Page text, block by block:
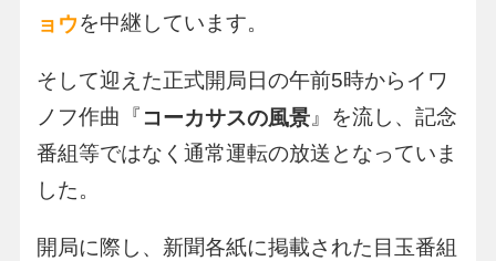
ョウを中継しています。
そして迎えた正式開局日の午前5時からイワ
ノフ作曲『コーカサスの風景』を流し、記念
番組等ではなく通常運転の放送となっていま
した。
開局に際し、新聞各紙に掲載された目玉番組